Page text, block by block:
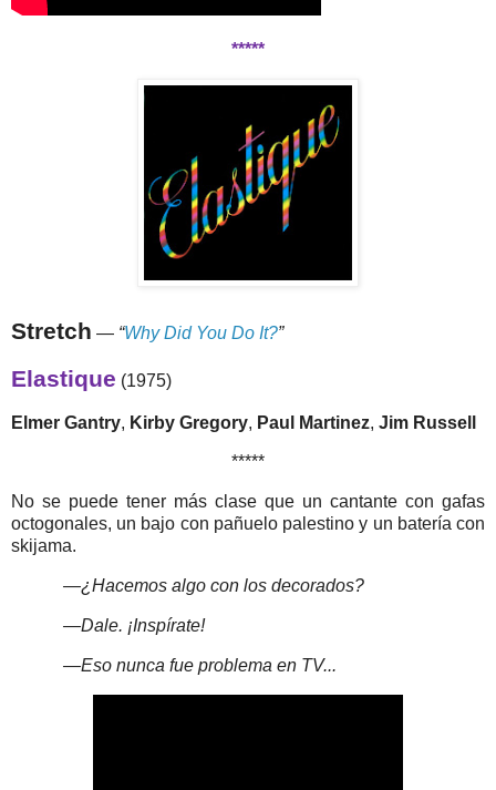
*****
Stretch — “Why Did You Do It?”
Elastique (1975)
Elmer Gantry, Kirby Gregory, Paul Martinez, Jim Russell
*****
No se puede tener más clase que un cantante con gafas
octogonales, un bajo con pañuelo palestino y un batería con
skijama.
—¿Hacemos algo con los decorados?
—Dale. ¡Inspírate!
—Eso nunca fue problema en TV...